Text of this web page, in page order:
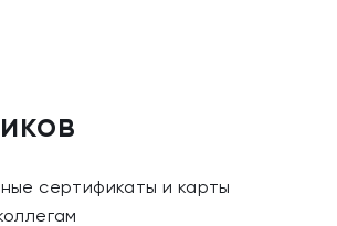
сертификаты и карты